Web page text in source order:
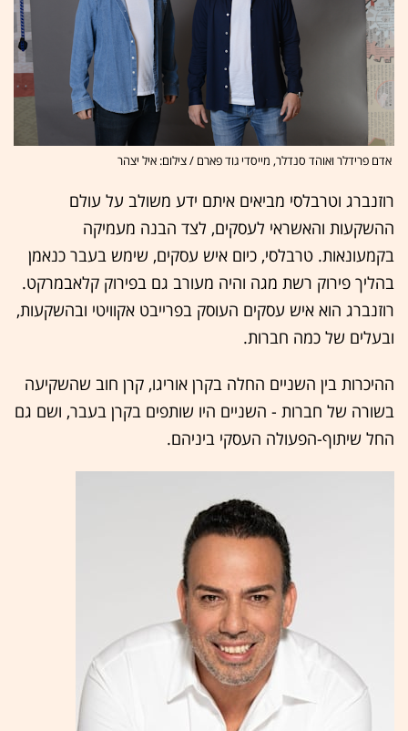
אדם פרידלר ואוהד סנדלר, מייסדי גוד פארם / צילום: איל יצהר
רוזנברג וטרבלסי מביאים איתם ידע משולב על עולם
ההשקעות והאשראי לעסקים, לצד הבנה מעמיקה
בקמעונאות. טרבלסי, כיום איש עסקים, שימש בעבר כנאמן
בהליך פירוק רשת מגה והיה מעורב גם בפירוק קלאבמרקט.
רוזנברג הוא איש עסקים העוסק בפרייבט אקוויטי ובהשקעות,
ובעלים של כמה חברות.
ההיכרות בין השניים החלה בקרן אוריגו, קרן חוב שהשקיעה
בשורה של חברות - השניים היו שותפים בקרן בעבר, ושם גם
החל שיתוף-הפעולה העסקי ביניהם.